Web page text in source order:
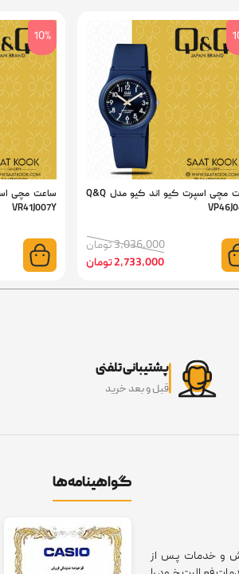
ساعت مچی اسپرت کیو اند کیو مدل Q&Q
3,036,000 تومان
2,733,000 تومان
10%
VR41J007Y
پشتیبانی تلفنی
قبل و بعد خرید
و خدمات پـس از
گواهینامه‌ها